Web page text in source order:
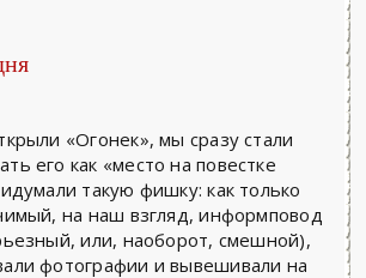
«Огонек», мы сразу стали
его как «место на повестке
такую фишку: как только
на наш взгляд, информповод
или, наоборот, смешной),
фотографии и вывешивали на